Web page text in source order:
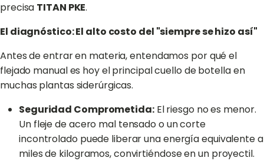
precisa TITAN PKE.
El diagnóstico: El alto costo del "siempre se hizo así"
Antes de entrar en materia, entendamos por qué el
flejado manual es hoy el principal cuello de botella en
muchas plantas siderúrgicas.
Seguridad Comprometida:El riesgo no es menor.
Un fleje de acero mal tensado o un corte
incontrolado puede liberar una energía equivalente a
miles de kilogramos, convirtiéndose en un proyectil.